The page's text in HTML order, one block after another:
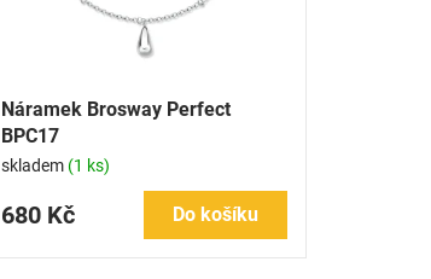
Náramek Brosway Perfect
BPC17
skladem (1 ks)
680 Kč Do košíku